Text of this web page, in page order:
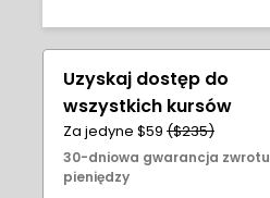
Uzyskaj dostęp do
wszystkich kursów
Za jedyne $59 ($235)
30-dniowa gwarancja zwrotu
pieniędzy